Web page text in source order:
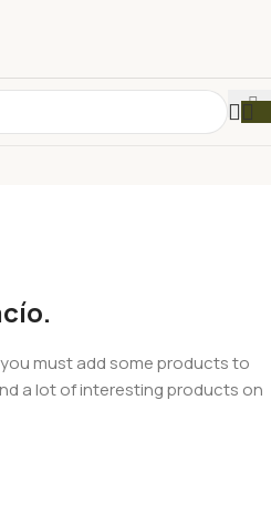
must add some products to
a lot of interesting products on